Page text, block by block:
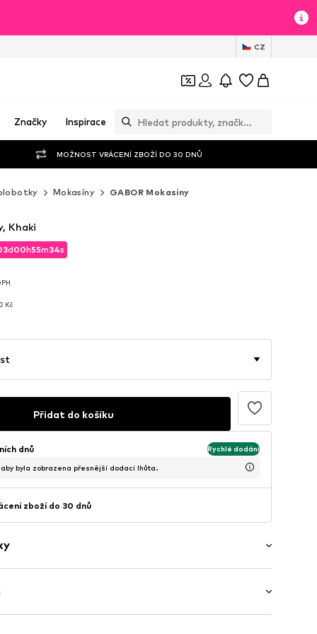
CZ
Značky Inspirace
MOŽNOST VRÁCENÍ ZBOŽÍ DO 30 DNŮ
Mokasíny GABOR Mokasíny
d00h55m33s
Kč
d00h55m33s
Khaki
Přidat do košíku
dnů Rychlé dodání
byla zobrazena přesnější dodací lhůta.
zboží do 30 dnů